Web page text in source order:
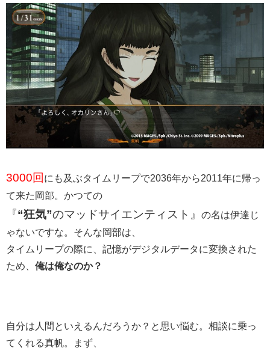
3000回にも及ぶタイムリープで2036年から2011年に帰っ
て来た岡部。かつての
『“狂気”のマッドサイエンティスト』
の名は伊達じ
ゃないですな。そんな岡部は、
タイムリープの際に、記憶がデジタルデータに変換された
ため、 俺は俺なのか？
自分は人間といえるんだろうか？と思い悩む。相談に乗っ
てくれる真帆。まず、